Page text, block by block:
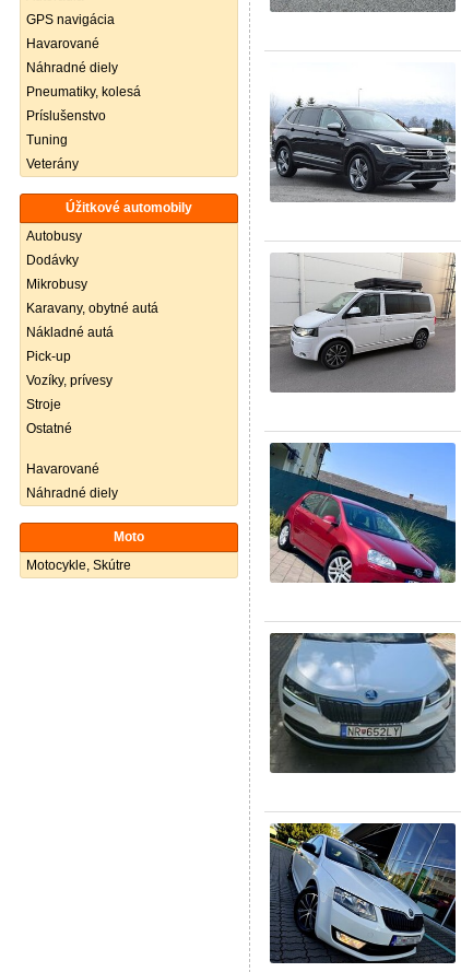
GPS navigácia
Havarované
Náhradné diely
Pneumatiky, kolesá
Príslušenstvo
Tuning
Veterány
Úžitkové automobily
Autobusy
Dodávky
Mikrobusy
Karavany, obytné autá
Nákladné autá
Pick-up
Vozíky, prívesy
Stroje
Ostatné
Havarované
Náhradné diely
Moto
Motocykle, Skútre